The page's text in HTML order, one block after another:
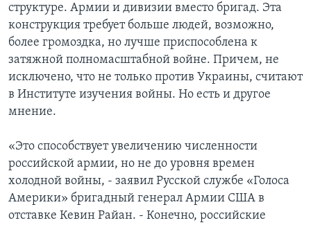
структуре. Армии и дивизии вместо бригад. Эта
конструкция требует больше людей, возможно,
более громоздка, но лучше приспособлена к
затяжной полномасштабной войне. Причем, не
исключено, что не только против Украины, считают
в Институте изучения войны. Но есть и другое
мнение.
«Это способствует увеличению численности
российской армии, но не до уровня времен
холодной войны, - заявил Русской службе «Голоса
Америки» бригадный генерал Армии США в
отставке Кевин Райан. - Конечно, российские